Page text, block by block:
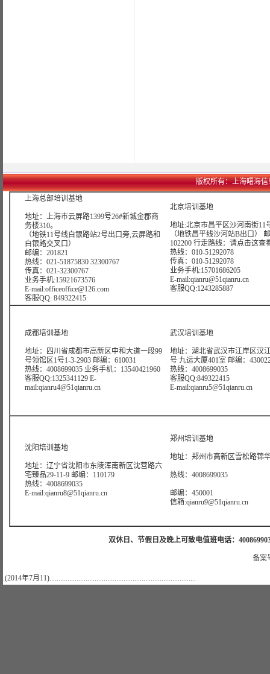
版权所有：上海曙海信
上海总部培训基地
地址：上海市云屏路1399号26#新城金郡商
务楼310。
（地铁11号线白银路站2号出口旁,云屏路和
白银路交叉口）
邮编：201821
热线：021-51875830 32300767
传真：021-32300767
业务手机:15921673576
E-mail:officeoffice@126.com
客服QQ: 849322415
北京培训基地
地址:北京市昌平区沙河南街11
（地铁昌平线沙河站B出口）
102200 行走路线： 请点击这查
热线：010-51292078
传真：010-51292078
业务手机:15701686205
E-mail:qianru@51qianru.cn
客服QQ:1243285887
成都培训基地
地址：四川省成都市高新区中和大道一段99
号领馆区1号1-3-2903 邮编：610031
热线：4008699035 业务手机：13540421960
客服QQ:1325341129 E-
mail:qianru4@51qianru.cn
武汉培训基地
地址：湖北省武汉市江岸区汉
号 九运大厦401室 邮编：
热线：4008699035
客服QQ:849322415
E-mail:qianru5@51qianru.cn
沈阳培训基地
地址：辽宁省沈阳市东陵浑南新区沈营路六
宅臻品29-11-9 邮编：110179
热线：4008699035
E-mail:qianru8@51qianru.cn
郑州培训基地
地址：郑州市高新区雪松路锦
热线：4008699035
邮编：450001
信箱:qianru9@51qianru.cn
双休日、节假日及晚上可致电值班电话：
备案
.(2014年7月11).................................................................................